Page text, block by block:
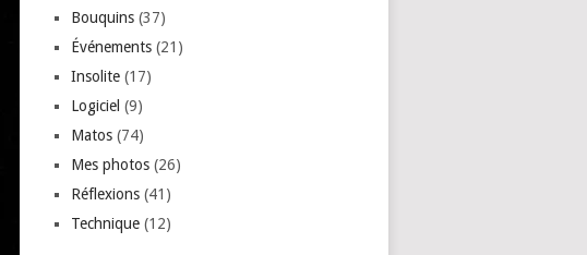
Bouquins (37)
Événements (21)
Insolite (17)
Logiciel (9)
Matos (74)
Mes photos (26)
Réflexions (41)
Technique (12)